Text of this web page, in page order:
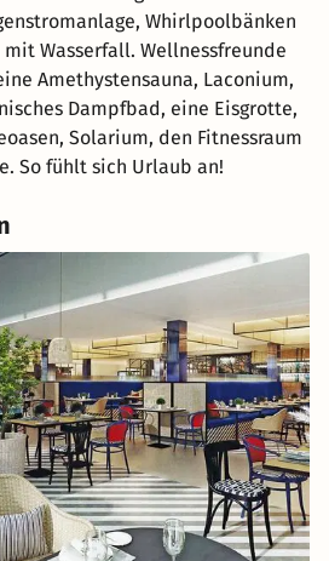
Whirlpoolbänken
Wasserfall. Wellnessfreunde
Amethystensauna, Laconium,
Dampfbad, eine Eisgrotte,
Solarium, den Fitnessraum
So fühlt sich Urlaub an!